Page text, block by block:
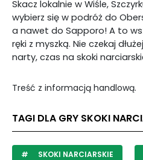
Skacz lokalnie w Wiśle,
wybierz się w podróż do
a nawet do Sapporo! A to
ręki z myszką. Nie czekaj
narty, czas na skoki
Treść z informacją handlową.
TAGI DLA GRY SKOKI
SKOKI NARCIARSKIE